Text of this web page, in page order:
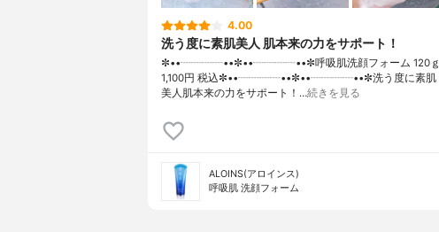
4.00
洗う度に素肌美人 肌本来の力をサポート！
✼••┈┈┈┈••✼••┈┈┈┈••✼呼吸肌洗顔フォーム 120ｇ
1,100円 税込✼••┈┈┈┈••✼••┈┈┈┈••✼洗う度に素肌
美人肌本来の力をサポート！…続きを見る
ALOINS(アロインス)
呼吸肌 洗顔フォーム